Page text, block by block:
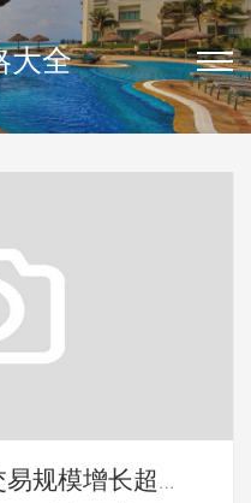
大全
规模增长超